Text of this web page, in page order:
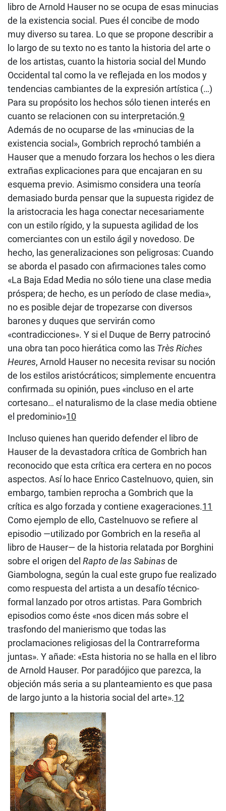
libro de Arnold Hauser no se ocupa de esas minucias
de la existencia social. Pues él concibe de modo
muy diverso su tarea. Lo que se propone describir a
lo largo de su texto no es tanto la historia del arte o
de los artistas, cuanto la historia social del Mundo
Occidental tal como la ve reflejada en los modos y
tendencias cambiantes de la expresión artística (…)
Para su propósito los hechos sólo tienen interés en
cuanto se relacionen con su interpretación.9
Además de no ocuparse de las «minucias de la
existencia social», Gombrich reprochó también a
Hauser que a menudo forzara los hechos o les diera
extrañas explicaciones para que encajaran en su
esquema previo. Asimismo considera una teoría
demasiado burda pensar que la supuesta rigidez de
la aristocracia les haga conectar necesariamente
con un estilo rígido, y la supuesta agilidad de los
comerciantes con un estilo ágil y novedoso. De
hecho, las generalizaciones son peligrosas: Cuando
se aborda el pasado con afirmaciones tales como
«La Baja Edad Media no sólo tiene una clase media
próspera; de hecho, es un período de clase media»,
no es posible dejar de tropezarse con diversos
barones y duques que servirán como
«contradicciones». Y si el Duque de Berry patrocinó
una obra tan poco hierática como las Très Riches
Heures, Arnold Hauser no necesita revisar su noción
de los estilos aristócráticos; simplemente encuentra
confirmada su opinión, pues «incluso en el arte
cortesano… el naturalismo de la clase media obtiene
el predominio»10
Incluso quienes han querido defender el libro de
Hauser de la devastadora crítica de Gombrich han
reconocido que esta crítica era certera en no pocos
aspectos. Así lo hace Enrico Castelnuovo, quien, sin
embargo, tambien reprocha a Gombrich que la
crítica es algo forzada y contiene exageraciones.11
Como ejemplo de ello, Castelnuovo se refiere al
episodio —utilizado por Gombrich en la reseña al
libro de Hauser— de la historia relatada por Borghini
sobre el origen del Rapto de las Sabinasde
Giambologna, según la cual este grupo fue realizado
como respuesta del artista a un desafío técnico-
formal lanzado por otros artistas. Para Gombrich
episodios como éste «nos dicen más sobre el
trasfondo del manierismo que todas las
proclamaciones religiosas del la Contrarreforma
juntas». Y añade: «Esta historia no se halla en el libro
de Arnold Hauser. Por paradójico que parezca, la
objeción más seria a su planteamiento es que pasa
de largo junto a la historia social del arte».12